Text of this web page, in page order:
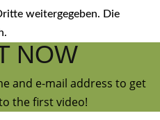
weitergegeben. Die
NOW
and e-mail address to get
the first video!